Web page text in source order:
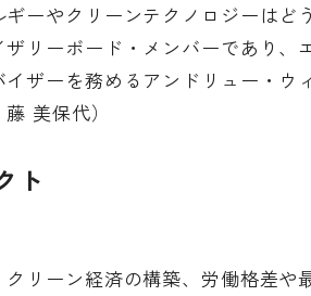
ーやクリーンテクノロジーはど
リーボード・メンバーであり、
ザーを務めるアンドリュー・ウ
藤 美保代）
ト
リーン経済の構築、労働格差や